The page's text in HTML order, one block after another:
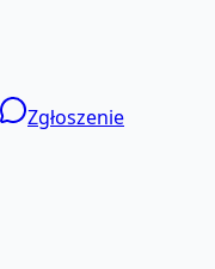
Zgłoszenie